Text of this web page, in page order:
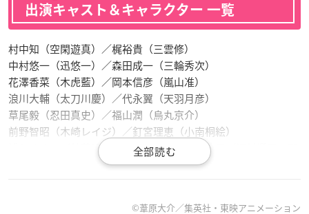
出演キャスト＆キャラクター 一覧
村中知（空閑遊真）／梶裕貴（三雲修）
中村悠一（迅悠一）／森田成一（三輪秀次）
花澤香菜（木虎藍）／岡本信彦（嵐山准）
浪川大輔（太刀川慶）／代永翼（天羽月彦）
草尾毅（忍田真史）／福山潤（烏丸京介）
前野智昭（木崎レイジ）／釘宮理恵（小南桐絵）
浦和めぐみ（林藤陽太郎・雷神丸）／桑島法子（沢村響子・那
©葦原大介／集英社・東映アニメーション